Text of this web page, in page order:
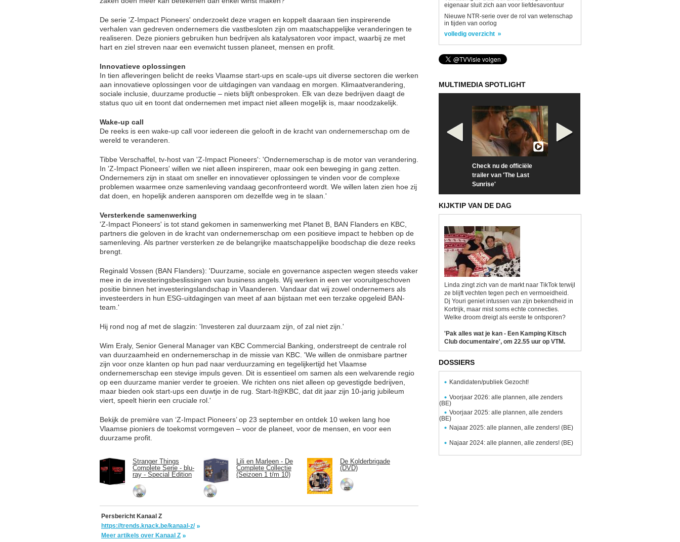
De serie 'Z-Impact Pioneers' onderzoekt deze vragen en koppelt daaraan tien inspirerende
verhalen van gedreven ondernemers die vastbesloten zijn om maatschappelijke veranderingen te
realiseren. Deze pioniers gebruiken hun bedrijven als katalysatoren voor impact, waarbij ze met
hart en ziel streven naar een evenwicht tussen planeet, mensen en profit.
Innovatieve oplossingen
In tien afleveringen belicht de reeks Vlaamse start-ups en scale-ups uit diverse sectoren die werken
aan innovatieve oplossingen voor de uitdagingen van vandaag en morgen. Klimaatverandering,
sociale inclusie, duurzame productie – niets blijft onbesproken. Elk van deze bedrijven daagt de
status quo uit en toont dat ondernemen met impact niet alleen mogelijk is, maar noodzakelijk.
Wake-up call
De reeks is een wake-up call voor iedereen die gelooft in de kracht van ondernemerschap om de
wereld te veranderen.
Tibbe Verschaffel, tv-host van 'Z-Impact Pioneers': 'Ondernemerschap is de motor van verandering.
In 'Z-Impact Pioneers' willen we niet alleen inspireren, maar ook een beweging in gang zetten.
Ondernemers zijn in staat om sneller en innovatiever oplossingen te vinden voor de complexe
problemen waarmee onze samenleving vandaag geconfronteerd wordt. We willen laten zien hoe zij
dat doen, en hopelijk anderen aansporen om dezelfde weg in te slaan.'
Versterkende samenwerking
'Z-Impact Pioneers' is tot stand gekomen in samenwerking met Planet B, BAN Flanders en KBC,
partners die geloven in de kracht van ondernemerschap om een positieve impact te hebben op de
samenleving. Als partner versterken ze de belangrijke maatschappelijke boodschap die deze reeks
brengt.
Reginald Vossen (BAN Flanders): 'Duurzame, sociale en governance aspecten wegen steeds vaker
mee in de investeringsbeslissingen van business angels. Wij werken in een ver vooruitgeschoven
positie binnen het investeringslandschap in Vlaanderen. Vandaar dat wij zowel ondernemers als
investeerders in hun ESG-uitdagingen van meet af aan bijstaan met een terzake opgeleid BAN-
team.'
Hij rond nog af met de slagzin: 'Investeren zal duurzaam zijn, of zal niet zijn.'
Wim Eraly, Senior General Manager van KBC Commercial Banking, onderstreept de centrale rol
van duurzaamheid en ondernemerschap in de missie van KBC. 'We willen de onmisbare partner
zijn voor onze klanten op hun pad naar verduurzaming en tegelijkertijd het Vlaamse
ondernemerschap een stevige impuls geven. Dit is essentieel om samen als een welvarende regio
op een duurzame manier verder te groeien. We richten ons niet alleen op gevestigde bedrijven,
maar bieden ook start-ups een duwtje in de rug. Start-It@KBC, dat dit jaar zijn 10-jarig jubileum
viert, speelt hierin een cruciale rol.'
Bekijk de première van ‘Z-Impact Pioneers’ op 23 september en ontdek 10 weken lang hoe
Vlaamse pioniers de toekomst vormgeven – voor de planeet, voor de mensen, en voor een
duurzame profit.
Stranger Things
Complete Serie - blu-
ray - Special Edition
Lili en Marleen - De
Complete Collectie
(Seizoen 1 t/m 10)
De Kolderbrigade
(DVD)
Persbericht Kanaal Z
https://trends.knack.be/kanaal-z/
Meer artikels over Kanaal Z
eigenaar sluit zich aan voor liefdesavontuur
Nieuwe NTR-serie over de rol van wetenschap
in tijden van oorlog
volledig overzicht
MULTIMEDIA SPOTLIGHT
Check nu de officiële
trailer van 'The Last
Sunrise'
KIJKTIP VAN DE DAG
Linda zingt zich van de markt naar TikTok terwijl
ze blijft vechten tegen pech en vermoeidheid.
Dj Youri geniet intussen van zijn bekendheid in
Kortrijk, maar mist soms echte connecties.
Welke droom dreigt als eerste te ontsporen?
'Pak alles wat je kan - Een Kamping Kitsch
Club documentaire', om 22.55 uur op VTM.
DOSSIERS
Kandidaten/publiek Gezocht!
Voorjaar 2026: alle plannen, alle zenders
(BE)
Voorjaar 2025: alle plannen, alle zenders
(BE)
Najaar 2025: alle plannen, alle zenders! (BE)
Najaar 2024: alle plannen, alle zenders! (BE)